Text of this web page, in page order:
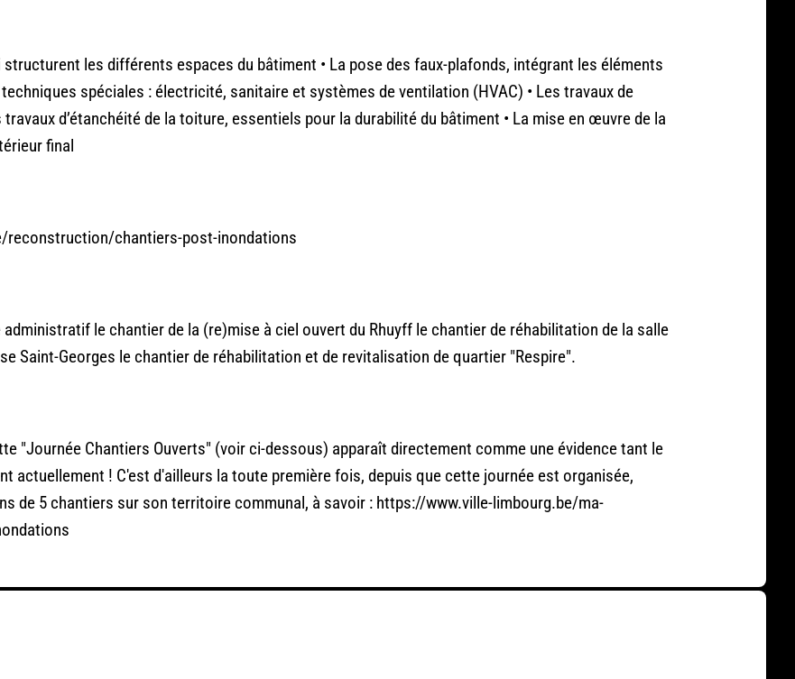
les différents espaces du bâtiment • La pose des faux-plafonds, intégrant les éléments
spéciales : électricité, sanitaire et systèmes de ventilation (HVAC) • Les travaux de
d’étanchéité de la toiture, essentiels pour la durabilité du bâtiment • La mise en œuvre de la
final
reconstruction/chantiers-post-inondations
le chantier de la (re)mise à ciel ouvert du Rhuyff le chantier de réhabilitation de la salle
Saint-Georges le chantier de réhabilitation et de revitalisation de quartier "Respire".
"Journée Chantiers Ouverts" (voir ci-dessous) apparaît directement comme une évidence tant le
actuellement ! C'est d'ailleurs la toute première fois, depuis que cette journée est organisée,
de 5 chantiers sur son territoire communal, à savoir : https://www.ville-limbourg.be/ma-